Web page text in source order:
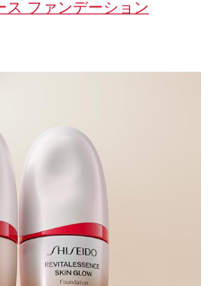
ス ファンデーション